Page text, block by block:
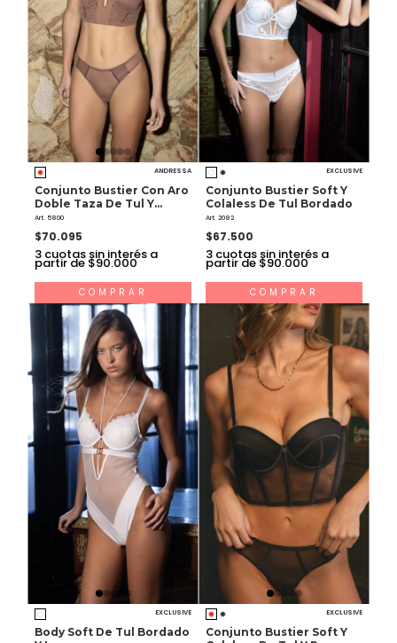
ANDRESSA
Conjunto Bustier Con Aro
Doble Taza De Tul Y
Colaless De Lycra
Art. 5800
$70.095
3 cuotas sin interés a
partir de $90.000
COMPRAR
EXCLUSIVE
Conjunto Bustier Soft Y
Colaless De Tul Bordado
Art. 2082
$67.500
3 cuotas sin interés a
partir de $90.000
COMPRAR
EXCLUSIVE
Body Soft De Tul Bordado
EXCLUSIVE
Conjunto Bustier Soft Y